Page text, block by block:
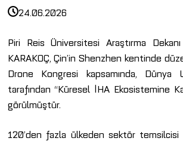
24.06.2026
Piri Reis Üniversitesi Araştırma
KARAKOÇ, Çin’in Shenzhen kentinde
Drone Kongresi kapsamında, Dünya
tarafından “Küresel İHA Ekosistemine
görülmüştür.
120’den fazla ülkeden sektör temsilcisi